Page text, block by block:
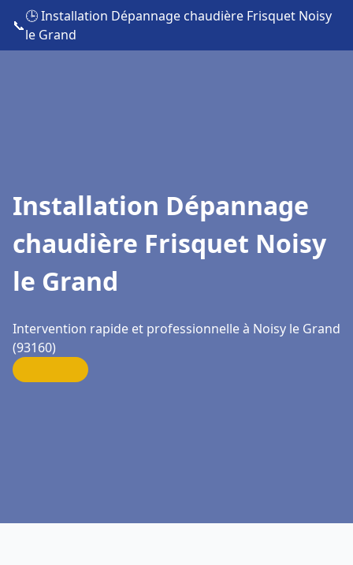
📞
🕒 Installation Dépannage chaudière Frisquet Noisy
le Grand
Installation Dépannage
chaudière Frisquet Noisy
le Grand
Intervention rapide et professionnelle à Noisy le Grand
(93160)